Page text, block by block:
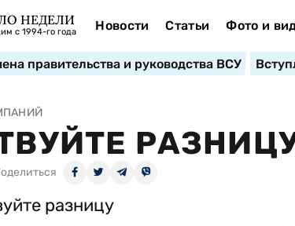
НЕДЕЛИ
с 1994-го года Новости Статьи Фото и
правительства и руководства ВСУ